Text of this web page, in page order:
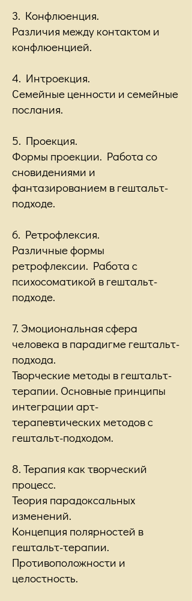
3. Конфлюенция.
Различия между контактом и
конфлюенцией.
4. Интроекция.
Семейные ценности и семейные
послания.
5. Проекция.
Формы проекции. Работа со
сновидениями и
фантазированием в гештальт-
подходе.
6. Ретрофлексия.
Различные формы
ретрофлексии. Работа с
психосоматикой в гештальт-
подходе.
7. Эмоциональная сфера
человека в парадигме гештальт-
подхода.
Творческие методы в гештальт-
терапии. Основные принципы
интеграции арт-
терапевтических методов с
гештальт-подходом.
8. Терапия как творческий
процесс.
Теория парадоксальных
изменений.
Концепция полярностей в
гештальт-терапии.
Противоположности и
целостность.